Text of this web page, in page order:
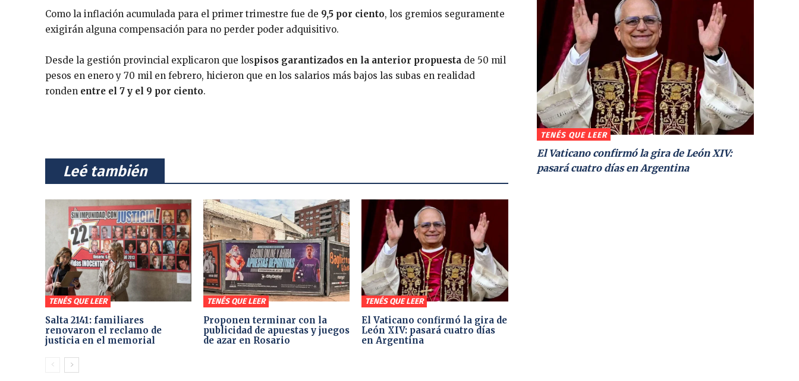
Como la inflación acumulada para el primer trimestre fue de 9,5 por ciento, los gremios seguramente
exigirán alguna compensación para no perder poder adquisitivo.
Desde la gestión provincial explicaron que lospisos garantizados en la anterior propuesta de 50 mil
pesos en enero y 70 mil en febrero, hicieron que en los salarios más bajos las subas en realidad
ronden entre el 7 y el 9 por ciento.
⠀Leé también⠀
TENÉS QUE LEER
Salta 2141: familiares
renovaron el reclamo de
justicia en el memorial
TENÉS QUE LEER
Proponen terminar con la
publicidad de apuestas y juegos
de azar en Rosario
TENÉS QUE LEER
El Vaticano confirmó la gira de
León XIV: pasará cuatro días
en Argentina
TENÉS QUE LEER
El Vaticano confirmó la gira de León XIV:
pasará cuatro días en Argentina